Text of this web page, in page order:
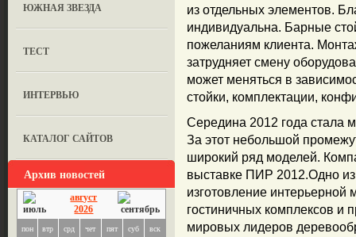
ЮЖНАЯ ЗВЕЗДА
ТЕСТ
ИНТЕРВЬЮ
КАТАЛОГ САЙТОВ
Архив новостей
август
2026
пон втр срд чет пят суб вск
из отдельных элементов.
индивидуальна. Барные
пожеланиям клиента.
затрудняет смену
может меняться в
стойки, комплектации,
Середина 2012 года стала
За этот небольшой
широкий ряд моделей.
выставке ПИР 2012.Одно
изготовление интерьерной
гостиничных комплексов и
мировых лидеров